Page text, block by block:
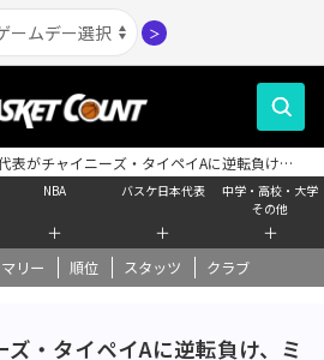
＞
NBA
＋
バスケ日本代表
＋
中学・高校・大学
その他
＋
リー 順位 スタッツ クラブ
表がチャイニーズ・タイペイAに逆転負け、
ず
・タイペイAに逆転負け、ミ